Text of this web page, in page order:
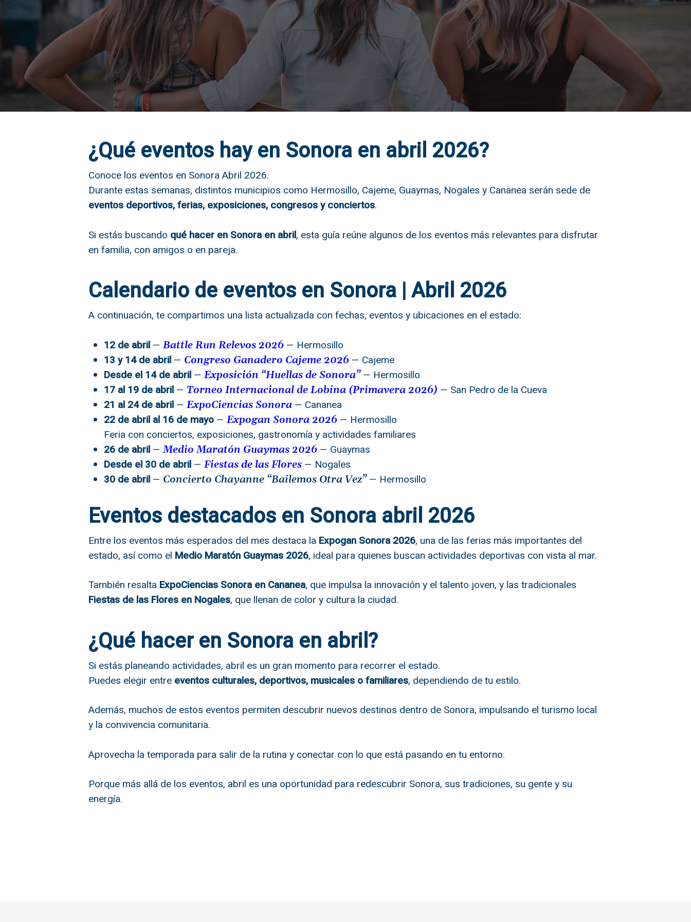
Hit enter to search or ESC to close
¿Qué eventos hay en Sonora en abril 2026?
Conoce los eventos en Sonora Abril 2026.
Durante estas semanas, distintos municipios como Hermosillo, Cajeme, Guaymas, Nogales y Cananea serán sede de
eventos deportivos, ferias, exposiciones, congresos y conciertos.
Si estás buscando qué hacer en Sonora en abril, esta guía reúne algunos de los eventos más relevantes para disfrutar
en familia, con amigos o en pareja.
Calendario de eventos en Sonora | Abril 2026
A continuación, te compartimos una lista actualizada con fechas, eventos y ubicaciones en el estado:
12 de abril — Battle Run Relevos 2026 — Hermosillo
13 y 14 de abril — Congreso Ganadero Cajeme 2026 — Cajeme
Desde el 14 de abril — Exposición “Huellas de Sonora”— Hermosillo
17 al 19 de abril — Torneo Internacional de Lobina (Primavera 2026) — San Pedro de la Cueva
21 al 24 de abril — ExpoCiencias Sonora — Cananea
22 de abril al 16 de mayo — Expogan Sonora 2026 — Hermosillo
Feria con conciertos, exposiciones, gastronomía y actividades familiares
26 de abril —Medio Maratón Guaymas 2026 — Guaymas
Desde el 30 de abril — Fiestas de las Flores — Nogales
30 de abril — Concierto Chayanne “Bailemos Otra Vez”— Hermosillo
Eventos destacados en Sonora abril 2026
Entre los eventos más esperados del mes destaca la Expogan Sonora 2026, una de las ferias más importantes del
estado, así como el Medio Maratón Guaymas 2026, ideal para quienes buscan actividades deportivas con vista al mar.
También resalta ExpoCiencias Sonora en Cananea, que impulsa la innovación y el talento joven, y las tradicionales
Fiestas de las Flores en Nogales, que llenan de color y cultura la ciudad.
¿Qué hacer en Sonora en abril?
Si estás planeando actividades, abril es un gran momento para recorrer el estado.
Puedes elegir entre eventos culturales, deportivos, musicales o familiares, dependiendo de tu estilo.
Además, muchos de estos eventos permiten descubrir nuevos destinos dentro de Sonora, impulsando el turismo local
y la convivencia comunitaria.
Aprovecha la temporada para salir de la rutina y conectar con lo que está pasando en tu entorno.
Porque más allá de los eventos, abril es una oportunidad para redescubrir Sonora, sus tradiciones, su gente y su
energía.